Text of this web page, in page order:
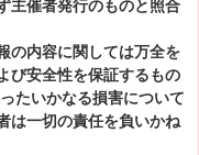
主催者発行のものと照合
の内容に関しては万全を
び安全性を保証するもの
たいかなる損害について
は一切の責任を負いかね